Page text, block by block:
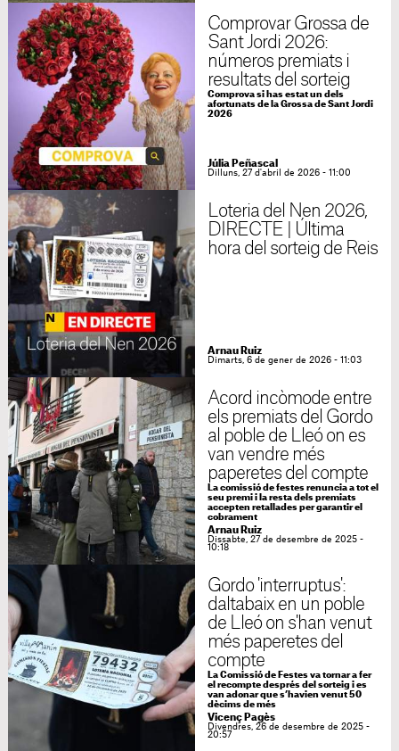
Comprovar Grossa de
Sant Jordi 2026:
números premiats i
resultats del sorteig
Comprova si has estat un dels
afortunats de la Grossa de Sant Jordi
2026
Júlia Peñascal
Dilluns, 27 d'abril de 2026 - 11:00
Loteria del Nen 2026,
DIRECTE | Última
hora del sorteig de Reis
Arnau Ruiz
Dimarts, 6 de gener de 2026 - 11:03
Acord incòmode entre
els premiats del Gordo
al poble de Lleó on es
van vendre més
paperetes del compte
La comissió de festes renuncia a tot el
seu premi i la resta dels premiats
accepten retallades per garantir el
cobrament
Arnau Ruiz
Dissabte, 27 de desembre de 2025 -
10:18
Gordo 'interruptus':
daltabaix en un poble
de Lleó on s'han venut
més paperetes del
compte
La Comissió de Festes va tornar a fer
el recompte després del sorteig i es
van adonar que s’havien venut 50
dècims de més
Vicenç Pagès
Divendres, 26 de desembre de 2025 -
20:57